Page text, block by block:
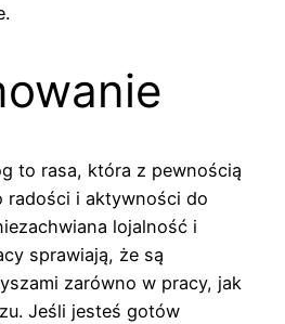
to rasa, która z pewnością
radości i aktywności do
lojalność i
sprawiają, że są
zarówno w pracy, jak
Jeśli jesteś gotów